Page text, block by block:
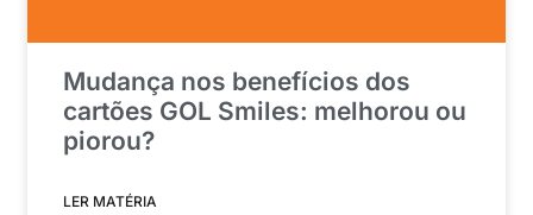
Mudança nos benefícios dos
cartões GOL Smiles: melhorou ou
piorou?
LER MATÉRIA